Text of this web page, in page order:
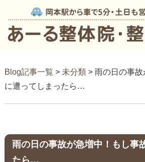
Blog記事一覧 > 未分類> 雨の日の事故
に遭ってしまったら…
雨の日の事故が急増中！もし事